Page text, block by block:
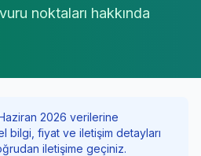
noktaları hakkında
2026 verilerine
bilgi, fiyat ve iletişim detayları
iletişime geçiniz.